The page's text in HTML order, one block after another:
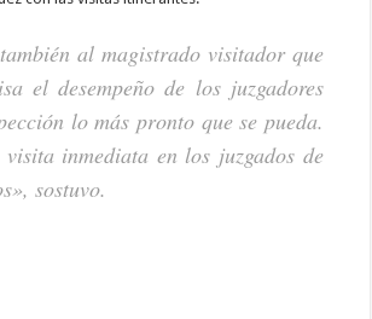
al magistrado visitador que
el desempeño de los juzgadores
lo más pronto que se pueda.
visita inmediata en los juzgados de
sostuvo.